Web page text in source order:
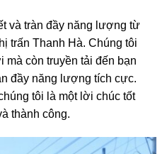
và tràn đầy năng lượng từ
trấn Thanh Hà. Chúng tôi
mà còn truyền tải đến bạn
đầy năng lượng tích cực.
tôi là một lời chúc tốt
thành công.